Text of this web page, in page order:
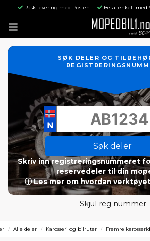
Rask levering med Posten Betal enkelt med
SØK DELER OG
Søk deler
Skriv inn registreringsnummeret
reservedeler til din
ⓘ Les mer om hvordan
Skjul reg nummer
Alle deler Karosseri og bilruter Fremre